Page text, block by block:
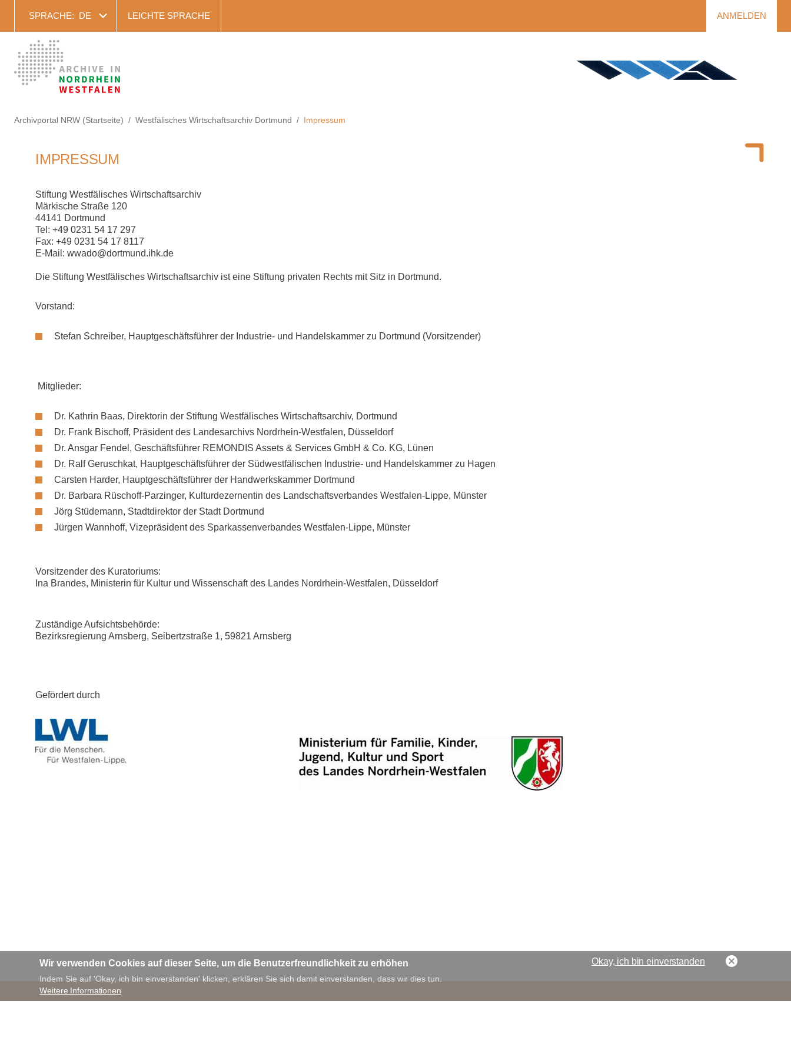
SPRACHE: DE LEICHTE SPRACHE ANMELDEN
Archivportal NRW (Startseite) Westfälisches Wirtschaftsarchiv Dortmund Impressum
IMPRESSUM
Stiftung Westfälisches Wirtschaftsarchiv
Märkische Straße 120
44141 Dortmund
Tel: +49 0231 54 17 297
Fax: +49 0231 54 17 8117
E-Mail: wwado@dortmund.ihk.de
Die Stiftung Westfälisches Wirtschaftsarchiv ist eine Stiftung privaten Rechts mit Sitz in Dortmund.
Vorstand:
Stefan Schreiber, Hauptgeschäftsführer der Industrie- und Handelskammer zu Dortmund (Vorsitzender)
Mitglieder:
Dr. Kathrin Baas, Direktorin der Stiftung Westfälisches Wirtschaftsarchiv, Dortmund
Dr. Frank Bischoff, Präsident des Landesarchivs Nordrhein-Westfalen, Düsseldorf
Dr. Ansgar Fendel, Geschäftsführer REMONDIS Assets & Services GmbH & Co. KG, Lünen
Dr. Ralf Geruschkat, Hauptgeschäftsführer der Südwestfälischen Industrie- und Handelskammer zu Hagen
Carsten Harder, Hauptgeschäftsführer der Handwerkskammer Dortmund
Dr. Barbara Rüschoff-Parzinger, Kulturdezernentin des Landschaftsverbandes Westfalen-Lippe, Münster
Jörg Stüdemann, Stadtdirektor der Stadt Dortmund
Jürgen Wannhoff, Vizepräsident des Sparkassenverbandes Westfalen-Lippe, Münster
Vorsitzender des Kuratoriums:
Ina Brandes, Ministerin für Kultur und Wissenschaft des Landes Nordrhein-Westfalen, Düsseldorf
Zuständige Aufsichtsbehörde:
Bezirksregierung Arnsberg, Seibertzstraße 1, 59821 Arnsberg
Gefördert durch
Wir verwenden Cookies auf dieser Seite, um die Benutzerfreundlichkeit zu erhöhen
Indem Sie auf 'Okay, ich bin einverstanden' klicken, erklären Sie sich damit einverstanden, dass wir dies tun.
Weitere Informationen
Okay, ich bin einverstanden